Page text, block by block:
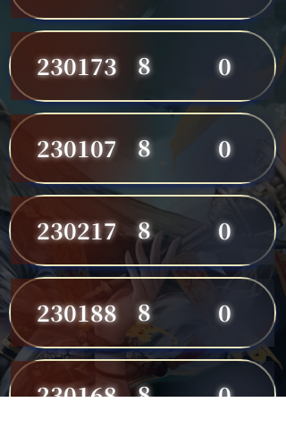
230173 8 0
230107 8 0
230217 8 0
230188 8 0
230168 8 0